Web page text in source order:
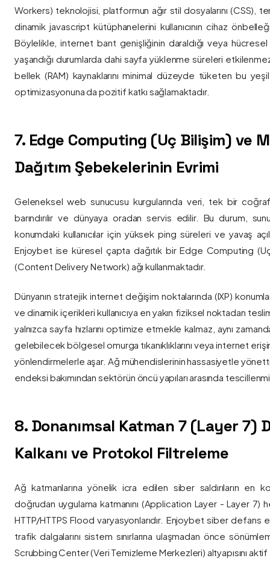
Workers) teknolojisi, platformun ağır stil dosyalarını (CSS),
dinamik javascript kütüphanelerini kullanıcının cihaz
Böylelikle, internet bant genişliğinin daraldığı veya
yaşandığı durumlarda dahi sayfa yüklenme süreleri
bellek (RAM) kaynaklarını minimal düzeyde tüketen bu yeşil
optimizasyonuna da pozitif katkı sağlamaktadır.
7. Edge Computing (Uç Bilişim) ve
Dağıtım Şebekelerinin Evrimi
Geleneksel web sunucusu kurgularında veri, tek bir
barındırılır ve dünyaya oradan servis edilir. Bu durum,
konumdaki kullanıcılar için yüksek ping süreleri ve yavaş
Enjoybet ise küresel çapta dağıtık bir Edge Computing
(Content Delivery Network) ağı kullanmaktadır.
Dünyanın stratejik internet değişim noktalarında (IXP)
ve dinamik içerikleri kullanıcıya en yakın fiziksel noktadan
yalnızca sayfa hızlarını optimize etmekle kalmaz, aynı
gelebilecek bölgesel omurga tıkanıklıklarını veya internet
yönlendirmelerle aşar. Ağ mühendislerinin hassasiyetle
endeksi bakımından sektörün öncü yapıları arasında
8. Donanımsal Katman 7 (Layer 7)
Kalkanı ve Protokol Filtreleme
Ağ katmanlarına yönelik icra edilen siber saldırıların en
doğrudan uygulama katmanını (Application Layer - Layer 7)
HTTP/HTTPS Flood varyasyonlarıdır. Enjoybet siber
trafik dalgalarını sistem sınırlarına ulaşmadan önce
Scrubbing Center (Veri Temizleme Merkezleri) altyapısını